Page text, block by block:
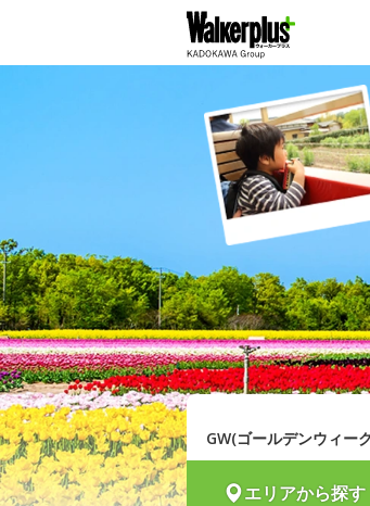
GW(ゴールデンウィー
エリアから探す